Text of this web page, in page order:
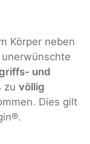
Körper neben
und
zu völlig
Dies gilt